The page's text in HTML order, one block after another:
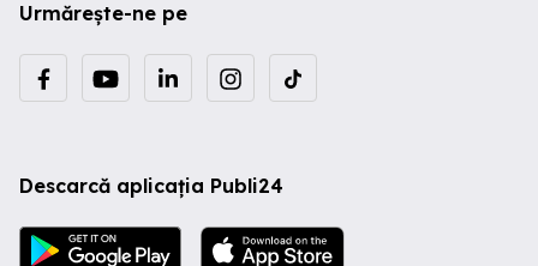
Urmărește-ne pe
Descarcă aplicația Publi24